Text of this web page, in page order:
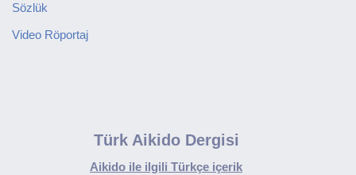
Sözlük
Video Röportaj
Türk Aikido Dergisi
Aikido ile ilgili Türkçe içerik